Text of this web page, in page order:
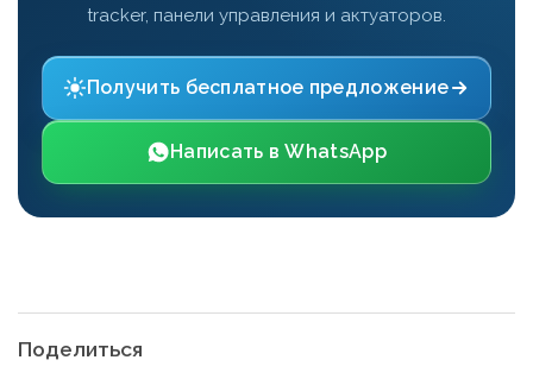
tracker, панели управления и актуаторов.
Получить бесплатное предложение
Написать в WhatsApp
Поделиться